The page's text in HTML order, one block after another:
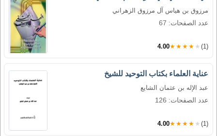
مرزوق بن هياس آل مرزوق الزهراني
عدد الصفحات: 67
4.00★★★★★ (1)
عناية العلماء بكتاب التوحيد للشيخ
عبد الإله بن عثمان الشايع
عدد الصفحات: 126
4.00★★★★★ (1)